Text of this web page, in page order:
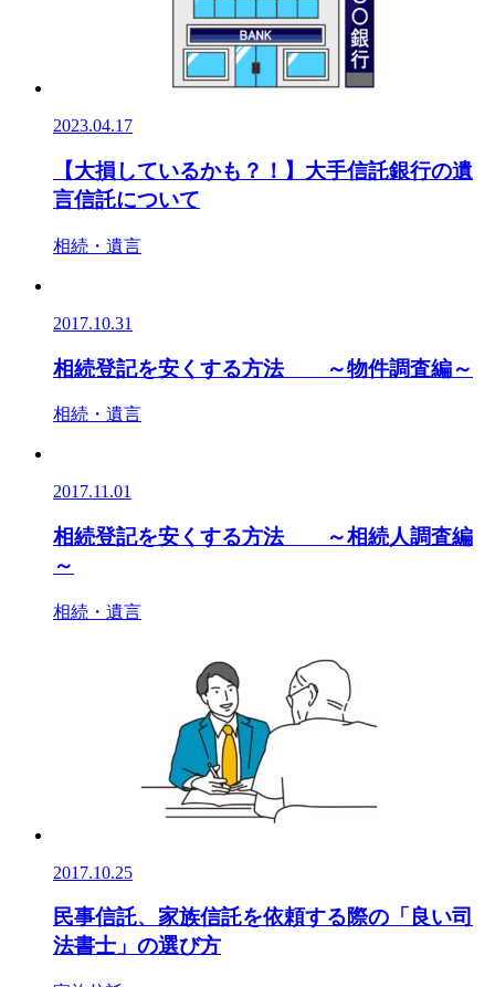
2023.04.17
【大損しているかも？！】大手信託銀行の遺
言信託について
相続・遺言
2017.10.31
相続登記を安くする方法 ～物件調査編～
相続・遺言
2017.11.01
相続登記を安くする方法 ～相続人調査編
～
相続・遺言
2017.10.25
民事信託、家族信託を依頼する際の「良い司
法書士」の選び方